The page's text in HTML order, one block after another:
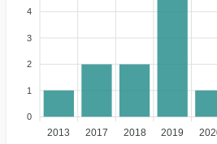
4
3
2
1
0
2013 2017 2018 2019